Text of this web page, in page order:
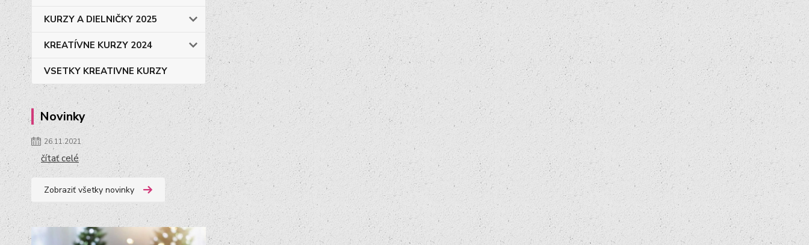
KURZY A DIELNIČKY 2025
KREATÍVNE KURZY 2024
VSETKY KREATIVNE KURZY
Novinky
26.11.2021
čítať celé
Zobraziť všetky novinky